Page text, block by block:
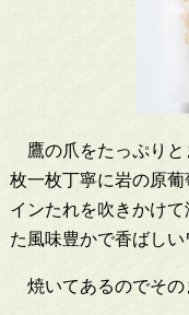
鷹の爪をたっぷり
枚一枚丁寧に岩の原
インたれを吹きかけ
た風味豊かで香ばしい
焼いてあるのでその